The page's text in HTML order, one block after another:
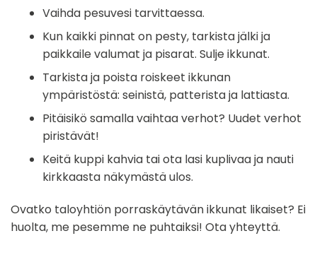
Vaihda pesuvesi tarvittaessa.
Kun kaikki pinnat on pesty, tarkista jälki ja
paikkaile valumat ja pisarat. Sulje ikkunat.
Tarkista ja poista roiskeet ikkunan
ympäristöstä: seinistä, patterista ja lattiasta.
Pitäisikö samalla vaihtaa verhot? Uudet verhot
piristävät!
Keitä kuppi kahvia tai ota lasi kuplivaa ja nauti
kirkkaasta näkymästä ulos.
Ovatko taloyhtiön porraskäytävän ikkunat likaiset? Ei
huolta, me pesemme ne puhtaiksi! Ota yhteyttä.